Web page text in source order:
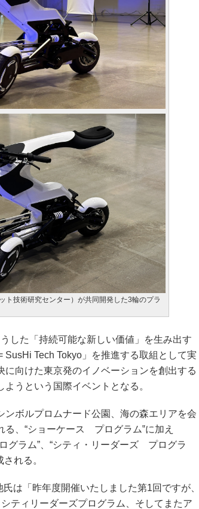
ト技術研究センター）が共同開発した3輪のプラ
した「持続可能な新しい価値」を生み出す
SusHi Tech Tokyo」を推進する取組として実
向けた東京発のイノベーションを創出する
うという国際イベントとなる。
ボルプロムナード公園、海の森エリアを会
、“ショーケース プログラム‟に加え
グラム”、“シティ・リーダーズ プログラ
れる。
は「昨年度開催いたしました第1回ですが、
ティリーダーズプログラム、そしてまたア